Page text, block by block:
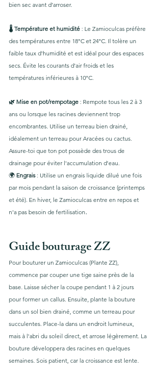
bien sec avant d’arroser.
🌡 Température et humidité : Le Zamioculcas préfère
des températures entre 18°C et 24°C. Il tolère un
faible taux d'humidité et est idéal pour des espaces
secs. Évite les courants d'air froids et les
températures inférieures à 10°C.
🌿 Mise en pot/rempotage : Rempote tous les 2 à 3
ans ou lorsque les racines deviennent trop
encombrantes. Utilise un terreau bien drainé,
idéalement un terreau pour Aracées ou cactus.
Assure-toi que ton pot possède des trous de
drainage pour éviter l'accumulation d'eau.
🌍 Engrais : Utilise un engrais liquide dilué une fois
par mois pendant la saison de croissance (printemps
et été). En hiver, le Zamioculcas entre en repos et
n'a pas besoin de fertilisation.
Guide bouturage ZZ
Pour bouturer un Zamioculcas (Plante ZZ),
commence par couper une tige saine près de la
base. Laisse sécher la coupe pendant 1 à 2 jours
pour former un callus. Ensuite, plante la bouture
dans un sol bien drainé, comme un terreau pour
succulentes. Place-la dans un endroit lumineux,
mais à l'abri du soleil direct, et arrose légèrement. La
bouture développera des racines en quelques
semaines. Sois patient, car la croissance est lente.